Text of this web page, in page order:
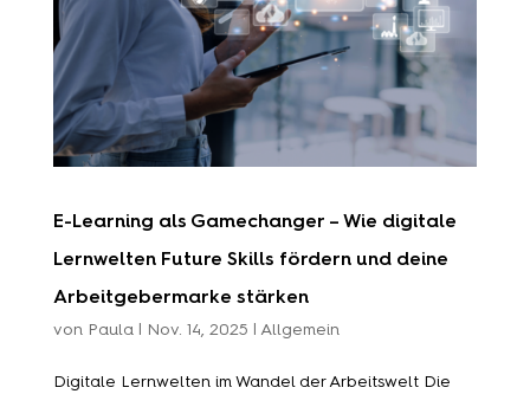
E-Learning als Gamechanger – Wie digitale
Lernwelten Future Skills fördern und deine
Arbeitgebermarke stärken
von Paula| Nov. 14, 2025 | Allgemein
Digitale Lernwelten im Wandel der Arbeitswelt Die